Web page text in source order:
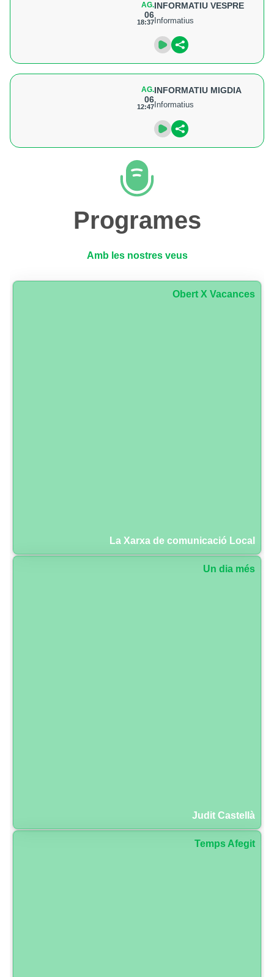
AG.
06
18:37
INFORMATIU VESPRE
Informatius
AG.
06
12:47
INFORMATIU MIGDIA
Informatius
Programes
Amb les nostres veus
Obert X Vacances
La Xarxa de comunicació Local
Un dia més
Judit Castellà
Temps Afegit